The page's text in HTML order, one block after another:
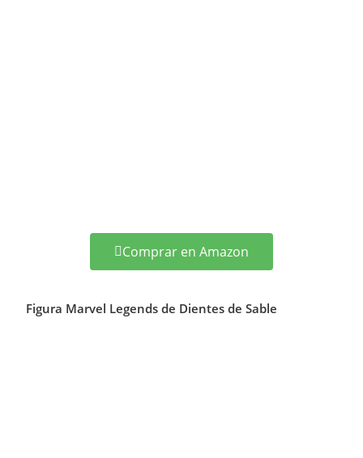
Comprar en Amazon
Figura Marvel Legends de Dientes de Sable